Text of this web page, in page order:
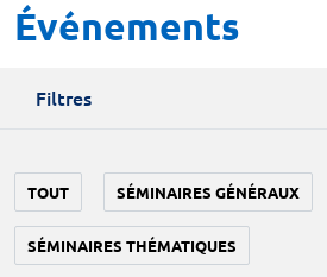
Événements
Filtres
TOUT SÉMINAIRES GÉNÉRAUX
SÉMINAIRES THÉMATIQUES